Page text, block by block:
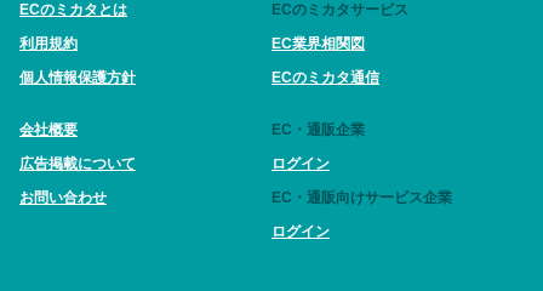
ECのミカタとは
利用規約
個人情報保護方針
会社概要
広告掲載について
お問い合わせ
ECのミカタサービス
EC業界相関図
ECのミカタ通信
EC・通販企業
ログイン
EC・通販向けサービス企業
ログイン